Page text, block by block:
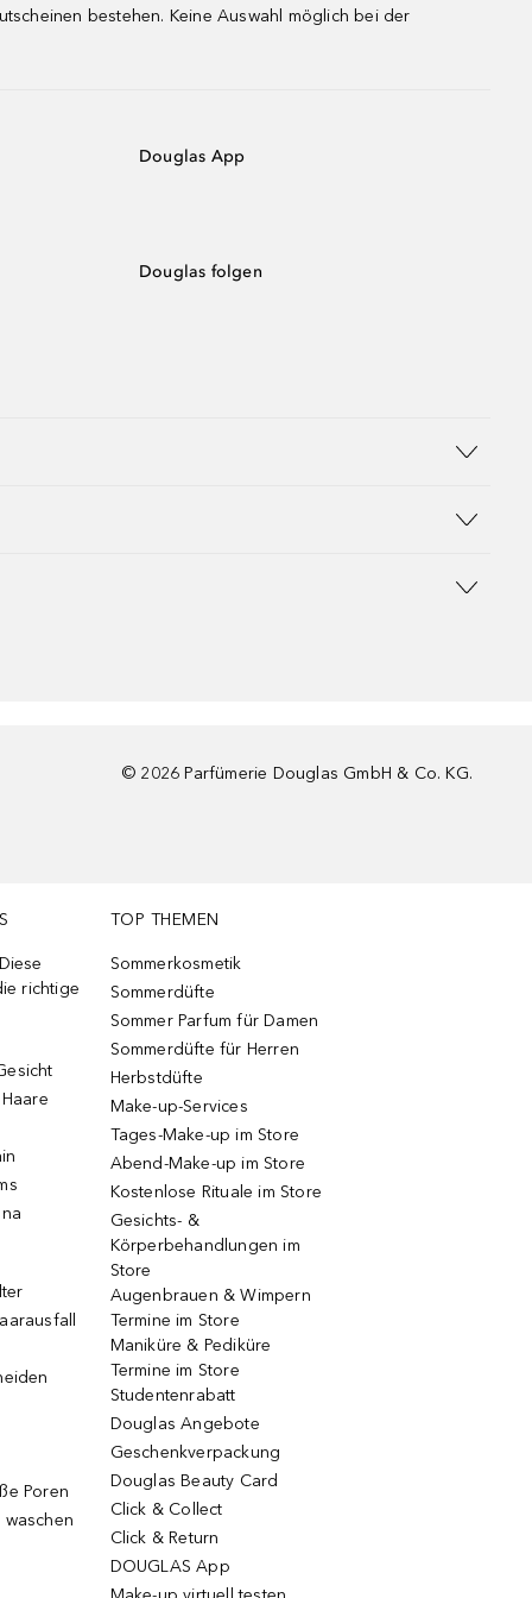
bestehen. Keine Auswahl möglich bei der
Douglas App
Douglas folgen
© 2026 Parfümerie Douglas GmbH & Co. KG.
richtige
Poren
TOP THEMEN
Sommerkosmetik
Sommerdüfte
Sommer Parfum für Damen
Sommerdüfte für Herren
Herbstdüfte
Make-up-Services
Tages-Make-up im Store
Abend-Make-up im Store
Kostenlose Rituale im Store
Gesichts- &
Körperbehandlungen im
Store
Augenbrauen & Wimpern
Termine im Store
Maniküre & Pediküre
Termine im Store
Studentenrabatt
Douglas Angebote
Geschenkverpackung
Douglas Beauty Card
Click & Collect
Click & Return
DOUGLAS App